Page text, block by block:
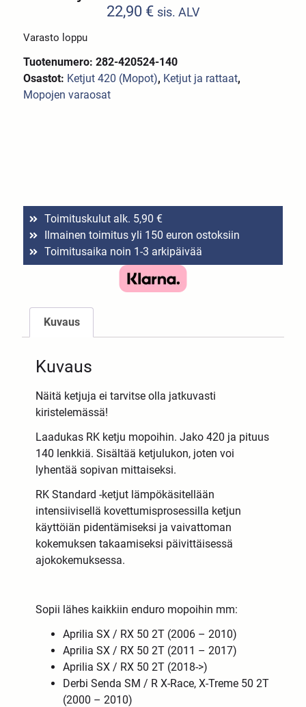
22,90 € sis. ALV
Varasto loppu
Tuotenumero: 282-420524-140
Osastot: Ketjut 420 (Mopot), Ketjut ja rattaat,
Mopojen varaosat
Toimituskulut alk. 5,90 €
Ilmainen toimitus yli 150 euron ostoksiin
Toimitusaika noin 1-3 arkipäivää
Kuvaus
Kuvaus
Näitä ketjuja ei tarvitse olla jatkuvasti
kiristelemässä!
Laadukas RK ketju mopoihin. Jako 420 ja pituus
140 lenkkiä. Sisältää ketjulukon, joten voi
lyhentää sopivan mittaiseksi.
RK Standard -ketjut lämpökäsitellään
intensiivisellä kovettumisprosessilla ketjun
käyttöiän pidentämiseksi ja vaivattoman
kokemuksen takaamiseksi päivittäisessä
ajokokemuksessa.
Sopii lähes kaikkiin enduro mopoihin mm:
Aprilia SX / RX 50 2T (2006 – 2010)
Aprilia SX / RX 50 2T (2011 – 2017)
Aprilia SX / RX 50 2T (2018->)
Derbi Senda SM / R X-Race, X-Treme 50 2T
(2000 – 2010)